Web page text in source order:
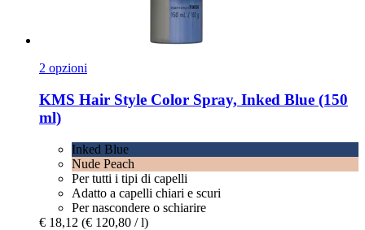
2 opzioni
KMS Hair Style Color Spray, Inked Blue (150
ml)
Inked Blue
Nude Peach
Per tutti i tipi di capelli
Adatto a capelli chiari e scuri
Per nascondere o schiarire
€ 18,12 (€ 120,80 / l)